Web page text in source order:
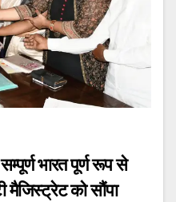
भारत पूर्ण रूप से
को सौंपा